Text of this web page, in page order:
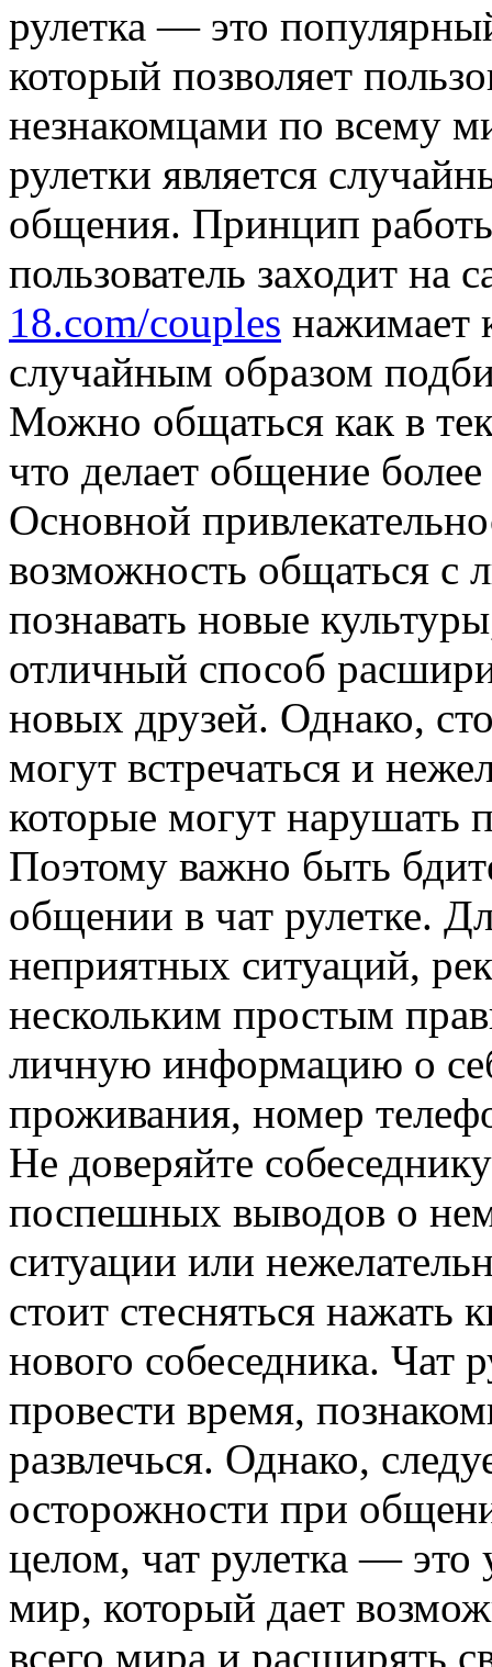
рулетка — это
который позволяет
незнакомцами по всему
рулетки является
общения. Принцип
пользователь заходит на
18.com/couples нажимает
случайным образом
Можно общаться как в
что делает общение
Основной
возможность общаться с
познавать новые
отличный способ
новых друзей. Однако,
могут встречаться и
которые могут нарушать
Поэтому важно быть
общении в чат рулетке.
неприятных ситуаций,
нескольким простым
личную информацию о
проживания, номер
Не доверяйте
поспешных выводов о
ситуации или
стоит стесняться
нового собеседника. Чат
провести время,
развлечься. Однако,
осторожности при
целом, чат рулетка — это
мир, который дает
всего мира и расширять